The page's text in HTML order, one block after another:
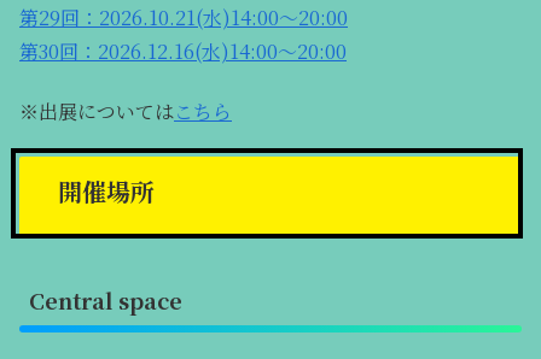
第29回：2026.10.21(水)14:00～20:00
第30回：2026.12.16(水)14:00～20:00
※出展についてはこちら
開催場所
Central space